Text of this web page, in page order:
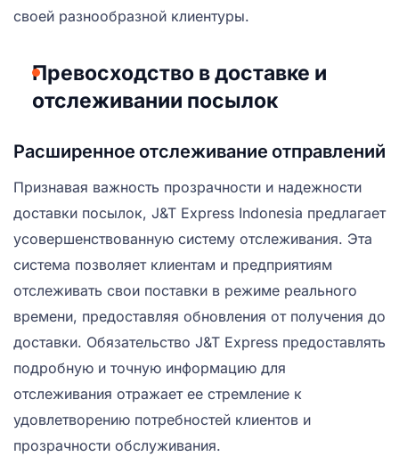
своей разнообразной клиентуры.
Превосходство в доставке и
отслеживании посылок
Расширенное отслеживание отправлений
Признавая важность прозрачности и надежности
доставки посылок, J&T Express Indonesia предлагает
усовершенствованную систему отслеживания. Эта
система позволяет клиентам и предприятиям
отслеживать свои поставки в режиме реального
времени, предоставляя обновления от получения до
доставки. Обязательство J&T Express предоставлять
подробную и точную информацию для
отслеживания отражает ее стремление к
удовлетворению потребностей клиентов и
прозрачности обслуживания.